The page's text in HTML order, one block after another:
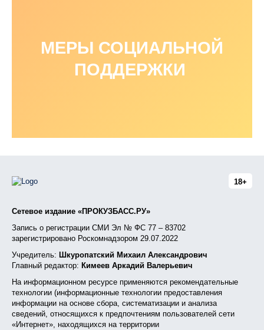
МЕРЫ СОЦИАЛЬНОЙ
ПОДДЕРЖКИ
18+
Сетевое издание «ПРОКУЗБАСС.РУ»
Запись о регистрации СМИ Эл № ФС 77 – 83702
зарегистрировано Роскомнадзором 29.07.2022
Учредитель: Шкуропатский Михаил Александрович
Главный редактор: Кимеев Аркадий Валерьевич
На информационном ресурсе применяются рекомендательные
технологии (информационные технологии предоставления
информации на основе сбора, систематизации и анализа
сведений, относящихся к предпочтениям пользователей сети
«Интернет», находящихся на территории